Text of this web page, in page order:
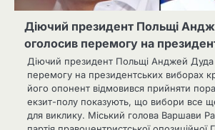
Діючий президент Польщі
оголосив перемогу на
Діючий президент Польщі Анджей Дуда
перемогу на президентських виборах
його опонент відмовився прийняти
екзит-полу показують, що вибори все
для виклику. Міський голова Варшави